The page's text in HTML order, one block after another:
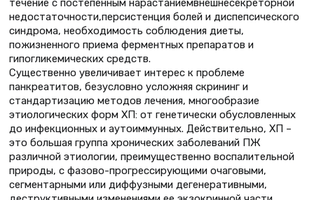
недостаточности,персистенция болей и диспепсического
синдрома, необходимость соблюдения диеты,
пожизненного приема ферментных препаратов и
гипогликемических средств.
Существенно увеличивает интерес к проблеме
панкреатитов, безусловно усложняя скрининг и
стандартизацию методов лечения, многообразие
этиологических форм ХП: от генетически обусловленных
до инфекционных и аутоиммунных. Действительно, ХП –
это большая группа хронических заболеваний ПЖ
различной этиологии, преимущественно воспалительной
природы, с фазово-прогрессирующими очаговыми,
сегментарными или диффузными дегенеративными,